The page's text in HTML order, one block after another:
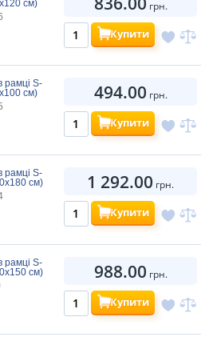
см)
грн.
Купити
рамці S-
см)
494.00 грн.
Купити
рамці S-
см)
1 292.00 грн.
Купити
рамці S-
см)
988.00 грн.
Купити